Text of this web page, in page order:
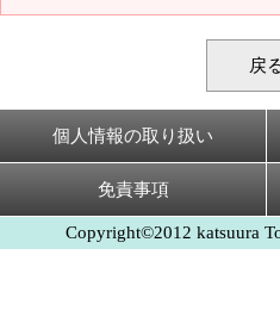
戻
個人情報の取り扱い
免責事項
Copyright©2012 katsuura